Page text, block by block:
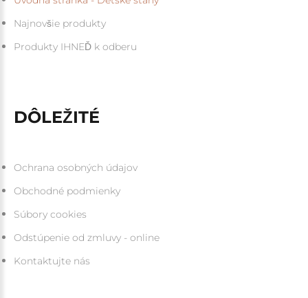
Najnovšie produkty
Produkty IHNEĎ k odberu
DÔLEŽITÉ
Ochrana osobných údajov
Obchodné podmienky
Súbory cookies
Odstúpenie od zmluvy - online
Kontaktujte nás